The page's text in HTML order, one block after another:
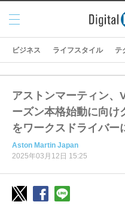
メニ
ュー
ビジネス ライフスタイル テ
アストンマーティン、
ーズン本格始動に向け
をワークスドライバー
Aston Martin Japan
2025年03月12日 15:25